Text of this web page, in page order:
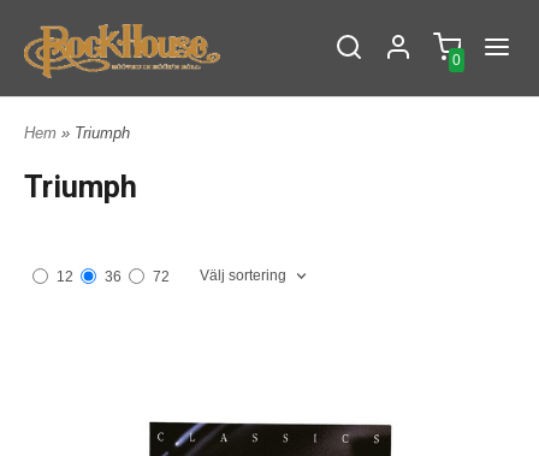
0
Hem » Triumph
Triumph
12 36 72 Välj sortering